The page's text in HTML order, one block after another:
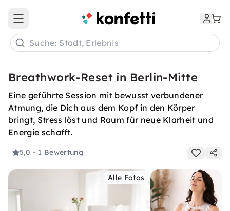
Open main menu
Suche: Stadt, Erlebnis
Breathwork-Reset in Berlin-Mitte
Eine geführte Session mit bewusst verbundener
Atmung, die Dich aus dem Kopf in den Körper
bringt, Stress löst und Raum für neue Klarheit und
Energie schafft.
5,0 - 1 Bewertung
Alle Fotos